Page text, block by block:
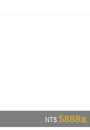
NT$ 5888萬